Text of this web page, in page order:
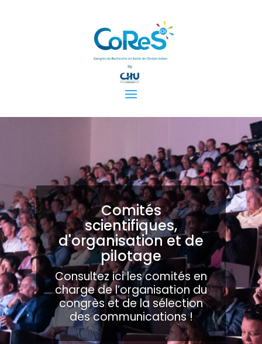
Comités
scientifiques,
d'organisation et de
pilotage
Consultez ici les comités en
charge de l’organisation du
congrès et de la sélection
des communications !